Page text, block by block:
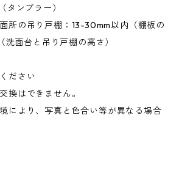
ンブラー）
所の吊り戸棚：13-30mm以内（棚板の
面台と吊り戸棚の高さ）
ださい
換はできません。
により、写真と色合い等が異なる場合